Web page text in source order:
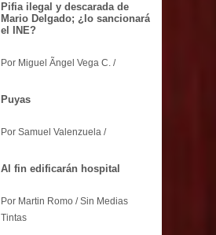
Pifia ilegal y descarada de
Mario Delgado; ¿lo sancionará
el INE?
Por Miguel Ãngel Vega C. /
Puyas
Por Samuel Valenzuela /
Al fin edificarán hospital
Por Martin Romo / Sin Medias
Tintas